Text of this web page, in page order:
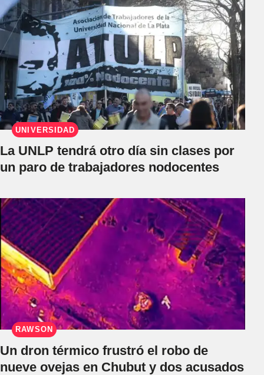
UNIVERSIDAD
La UNLP tendrá otro día sin clases por
un paro de trabajadores nodocentes
RAWSON
Un dron térmico frustró el robo de
nueve ovejas en Chubut y dos acusados